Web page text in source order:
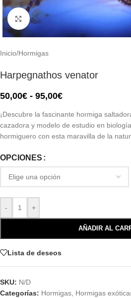
Click to enlarge
Inicio/Hormigas
Harpegnathos venator
50,00€ - 95,00€
¡Descubre la fascinante hormiga
cazadora y modelo de estudio en
hormiguero con esta maravilla de la
OPCIONES
- +
AÑADIR AL
Lista de deseos
SKU: N/D
Categorías: Hormigas Hormigas